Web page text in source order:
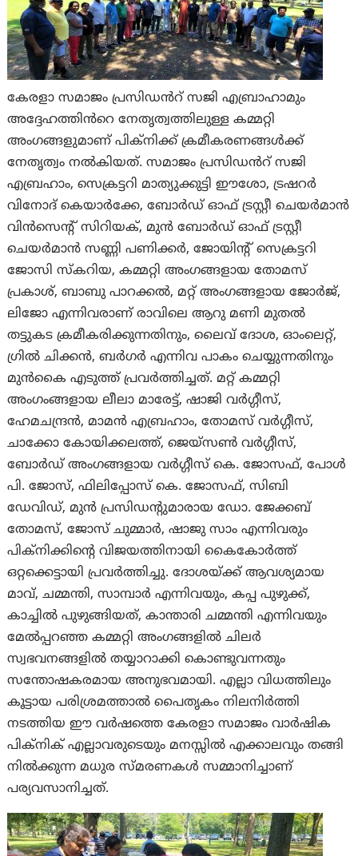
കേരളാ സമാജം പ്രസിഡൻറ് സജി എബ്രാഹാമും
അദ്ദേഹത്തിൻറെ നേതൃത്വത്തിലുള്ള കമ്മറ്റി
അംഗങ്ങളുമാണ് പിക്‌നിക്ക് ക്രമീകരണങ്ങൾക്ക്
നേതൃത്വം നൽകിയത്. സമാജം പ്രസിഡൻറ് സജി
എബ്രഹാം, സെക്രട്ടറി മാത്യുക്കുട്ടി ഈശോ, ട്രഷറർ
വിനോദ് കെയാർക്കേ, ബോർഡ് ഓഫ് ട്രസ്റ്റീ ചെയർമാൻ
വിൻസെന്റ് സിറിയക്, മുൻ ബോർഡ് ഓഫ് ട്രസ്റ്റീ
ചെയർമാൻ സണ്ണി പണിക്കർ, ജോയിന്റ് സെക്രട്ടറി
ജോസി സ്കറിയ, കമ്മറ്റി അംഗങ്ങളായ തോമസ്
പ്രകാശ്, ബാബു പാറക്കൽ, മറ്റ് അംഗങ്ങളായ ജോർജ്,
ലിജോ എന്നിവരാണ് രാവിലെ ആറു മണി മുതൽ
തട്ടുകട ക്രമീകരിക്കുന്നതിനും, ലൈവ് ദോശ, ഓംലെറ്റ്,
ഗ്രിൽ ചിക്കൻ, ബർഗർ എന്നിവ പാകം ചെയ്യുന്നതിനും
മുൻകൈ എടുത്ത് പ്രവർത്തിച്ചത്. മറ്റ് കമ്മറ്റി
അംഗംങ്ങളായ ലീലാ മാരേട്ട്, ഷാജി വർഗ്ഗീസ്,
ഹേമചന്ദ്രൻ, മാമൻ എബ്രഹാം, തോമസ് വർഗ്ഗീസ്,
ചാക്കോ കോയിക്കലത്ത്, ജെയ്‌സൺ വർഗ്ഗീസ്,
ബോർഡ് അംഗങ്ങളായ വർഗ്ഗീസ് കെ. ജോസഫ്, പോൾ
പി. ജോസ്, ഫിലിപ്പോസ് കെ. ജോസഫ്, സിബി
ഡേവിഡ്, മുൻ പ്രസിഡന്റുമാരായ ഡോ. ജേക്കബ്
തോമസ്, ജോസ് ചുമ്മാർ, ഷാജു സാം എന്നിവരും
പിക്‌നിക്കിന്റെ വിജയത്തിനായി കൈകോർത്ത്
ഒറ്റക്കെട്ടായി പ്രവർത്തിച്ചു. ദോശയ്ക്ക് ആവശ്യമായ
മാവ്, ചമ്മന്തി, സാമ്പാർ എന്നിവയും, കപ്പ പുഴുക്ക്,
കാച്ചിൽ പുഴുങ്ങിയത്, കാന്താരി ചമ്മന്തി എന്നിവയും
മേൽപ്പറഞ്ഞ കമ്മറ്റി അംഗങ്ങളിൽ ചിലർ
സ്വഭവനങ്ങളിൽ തയ്യാറാക്കി കൊണ്ടുവന്നതും
സന്തോഷകരമായ അനുഭവമായി. എല്ലാ വിധത്തിലും
കൂട്ടായ പരിശ്രമത്താൽ പൈതൃകം നിലനിർത്തി
നടത്തിയ ഈ വർഷത്തെ കേരളാ സമാജം വാർഷിക
പിക്‌നിക് എല്ലാവരുടെയും മനസ്സിൽ എക്കാലവും തങ്ങി
നിൽക്കുന്ന മധുര സ്മരണകൾ സമ്മാനിച്ചാണ്
പര്യവസാനിച്ചത്.